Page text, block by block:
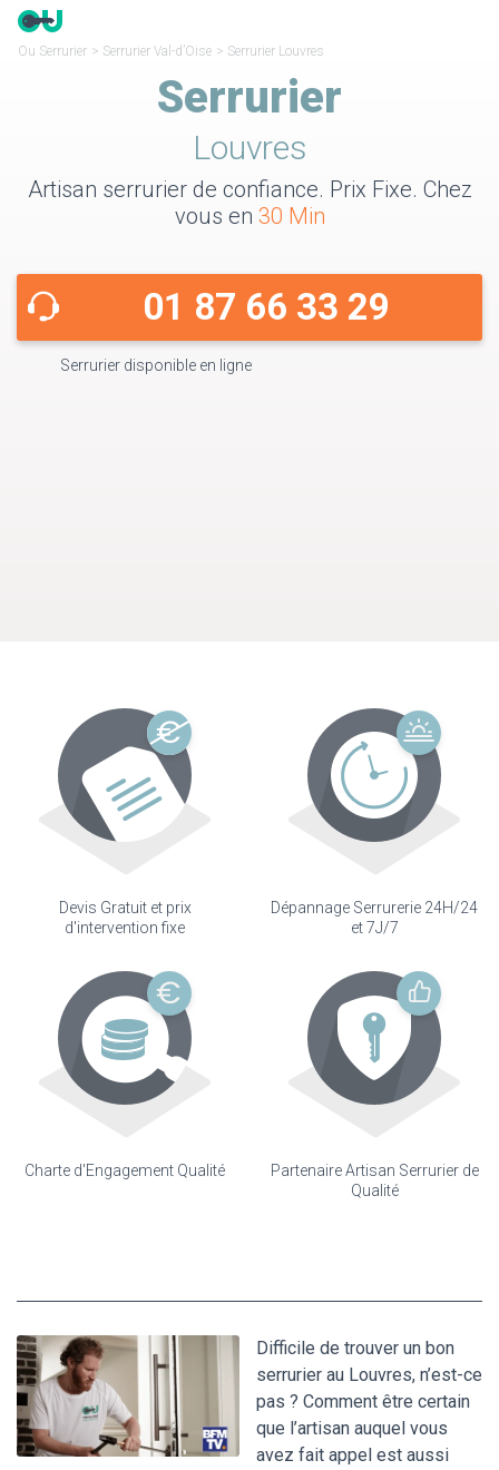
Ou Serrurier > Serrurier Val-d’Oise > Serrurier Louvres
Serrurier
Louvres
Artisan serrurier de confiance. Prix Fixe. Chez
vous en 30 Min
01 87 66 33 29
Serrurier disponible en ligne
Devis Gratuit et prix
d'intervention fixe
Dépannage Serrurerie 24H/24
et 7J/7
Charte d'Engagement Qualité
Partenaire Artisan Serrurier de
Qualité
Difficile de trouver un bon
serrurier au Louvres, n’est-ce
pas ? Comment être certain
que l’artisan auquel vous
avez fait appel est aussi